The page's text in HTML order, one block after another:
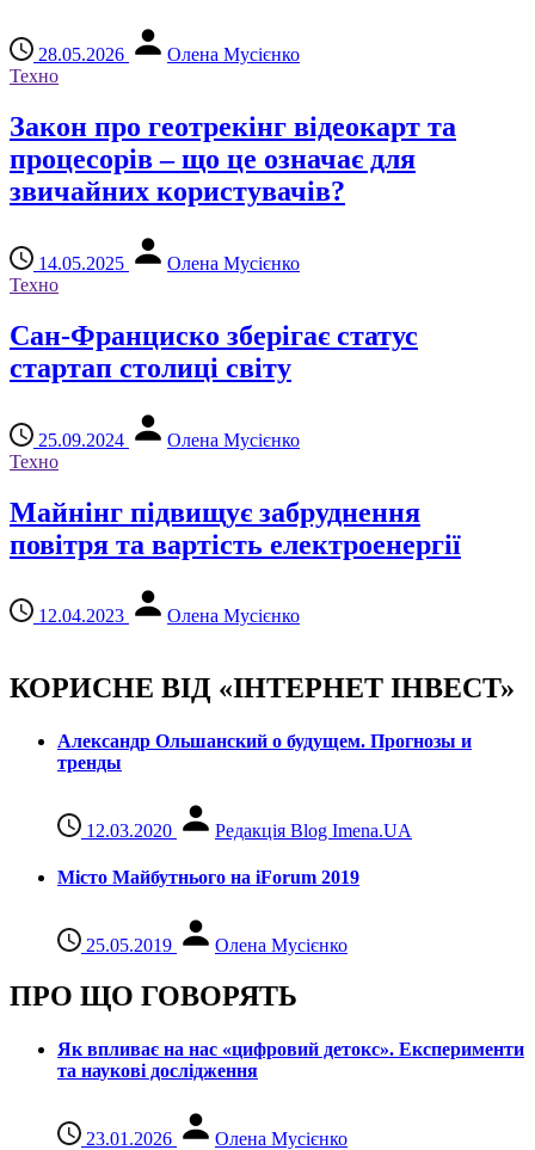
28.05.2026
Олена Мусієнко
Техно
Закон про геотрекінг відеокарт та
процесорів – що це означає для
звичайних користувачів?
14.05.2025
Олена Мусієнко
Техно
Сан-Франциско зберігає статус
стартап столиці світу
25.09.2024
Олена Мусієнко
Техно
Майнінг підвищує забруднення
повітря та вартість електроенергії
12.04.2023 Олена Мусієнко
КОРИСНЕ ВІД «ІНТЕРНЕТ ІНВЕСТ»
Александр Ольшанский о будущем. Прогнозы и
тренды
12.03.2020 Редакція Blog Imena.UA
Місто Майбутнього на iForum 2019
25.05.2019 Олена Мусієнко
ПРО ЩО ГОВОРЯТЬ
Як впливає на нас «цифровий детокс». Експерименти
та наукові дослідження
23.01.2026 Олена Мусієнко